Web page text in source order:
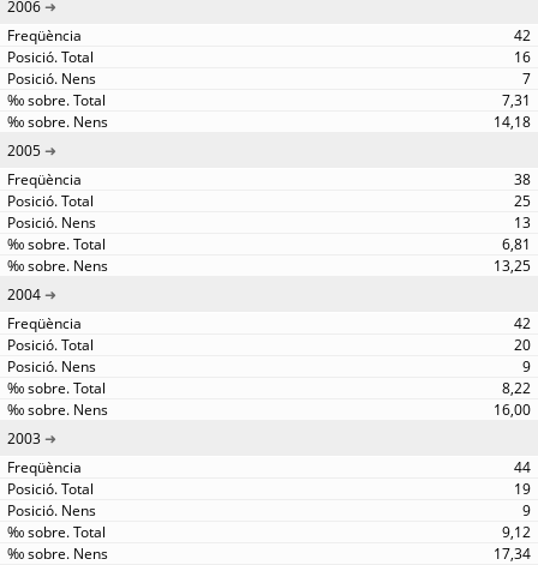
2006
42
16
7
7,31
14,18
2005
38
25
13
6,81
13,25
2004
42
20
9
8,22
16,00
2003
44
19
9
9,12
17,34